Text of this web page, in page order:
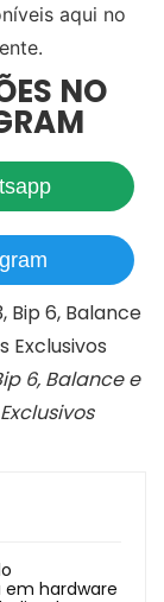
aqui no
NO
6, Balance e
em hardware